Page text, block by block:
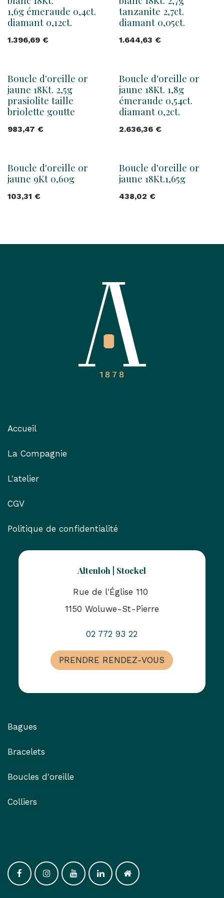
1,6g émeraude 0,4ct.
diamant 0,12ct.
1.396,69 €
tanzanite 2,7ct.
diamant 0,05ct.
1.644,63 €
Boucle d'oreille or
jaune 18Kt. 2,5g
prasiolite taille
briolette goutte
983,47 €
Boucle d'oreille or
jaune 18Kt. 1,8g
émeraude 0,54ct.
diamant 0,2ct.
2.636,36€
Boucle d'oreille or
jaune 9Kt 0,60g
103,31 €
Boucle d'oreille or
jaune 18Kt.1,65g
438,02 €
Accueil
La Compagnie
L'atelier
CGV
Politique de confidentialité
Altenloh | Stockel
Rue de l'Église 110
1150 Woluwe-St-Pierre
02 772 93 22
PRENDRE RENDEZ-VOUS
Bagues
Bracelets
Boucles d'oreille
Colliers